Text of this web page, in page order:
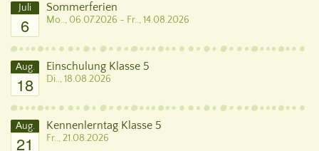
Juli
6
Sommerferien
Mo.., 06.07.2026 - Fr.., 14.08.2026
Aug.
18
Einschulung Klasse 5
Di.., 18.08.2026
Aug.
21
Kennenlerntag Klasse 5
Fr.., 21.08.2026